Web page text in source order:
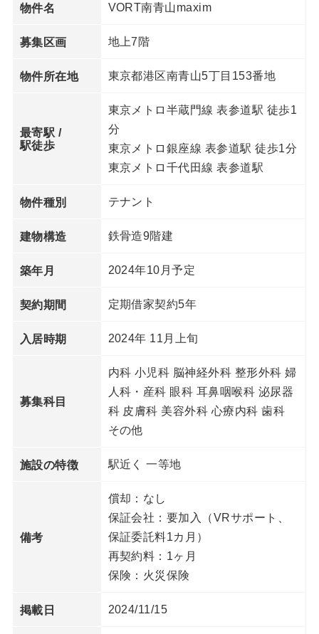
物件名 VORT南青山maxim
募集区画 地上7階
物件所在地 東京都港区南青山5丁目153番地
最寄駅 /
駅徒歩
東京メトロ半蔵門線 表参道駅 徒歩1
分
東京メトロ銀座線 表参道駅 徒歩1分
東京メトロ千代田線 表参道駅
物件種別 テナント
建物構造 鉄骨造9階建
築年月 2024年10月予定
契約期間 定期借家契約5年
入居時期 2024年 11月上旬
募集科目
内科 小児科 脳神経外科 整形外科 婦
人科・産科 眼科 耳鼻咽喉科 泌尿器
科 皮膚科 美容外科 心療内科 歯科
その他
施設の特徴 駅近く 一等地
備考
償却：なし
保証会社：要加入（VRサポート、
保証委託料1カ月）
再契約料：1ヶ月
保険：火災保険
掲載日 2024/11/15